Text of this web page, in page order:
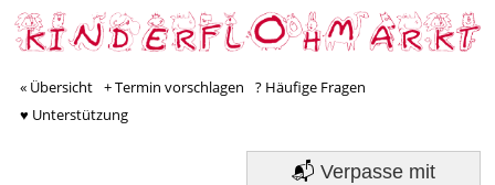
« Übersicht + Termin vorschlagen
? Häufige Fragen
♥ Unterstützung
📬 Verpasse mit